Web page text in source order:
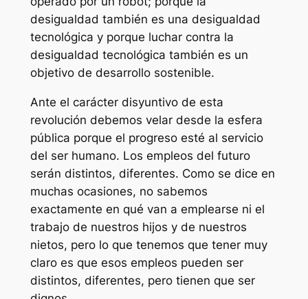
desigualdad también es una desigualdad
tecnológica y porque luchar contra la
desigualdad tecnológica también es un
objetivo de desarrollo sostenible.
Ante el carácter disyuntivo de esta
revolución debemos velar desde la esfera
pública porque el progreso esté al servicio
del ser humano. Los empleos del futuro
serán distintos, diferentes. Como se dice en
muchas ocasiones, no sabemos
exactamente en qué van a emplearse ni el
trabajo de nuestros hijos y de nuestros
nietos, pero lo que tenemos que tener muy
claro es que esos empleos pueden ser
distintos, diferentes, pero tienen que ser